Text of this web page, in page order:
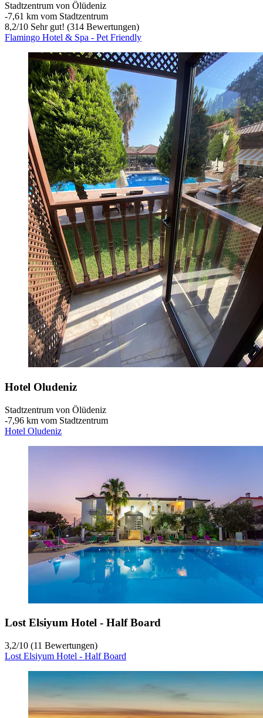
Stadtzentrum von Ölüdeniz
‐7,61 km vom Stadtzentrum
8,2/10 Sehr gut! (314 Bewertungen)
Flamingo Hotel & Spa - Pet Friendly
Hotel Oludeniz
Stadtzentrum von Ölüdeniz
‐7,96 km vom Stadtzentrum
Hotel Oludeniz
Lost Elsiyum Hotel - Half Board
3,2/10 (11 Bewertungen)
Lost Elsiyum Hotel - Half Board